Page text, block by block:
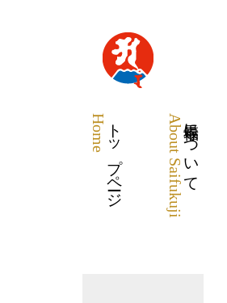
トップページ
Home 最福寺について
About Saifukuji